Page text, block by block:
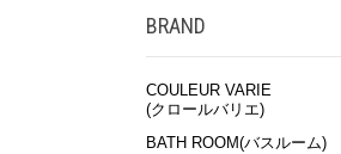
BRAND
COULEUR VARIE
(クロールバリエ)
BATH ROOM(バスルーム)